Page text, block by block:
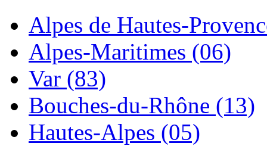
Alpes de Hautes-
Alpes-Maritimes (06)
Var (83)
Bouches-du-Rhône (13)
Hautes-Alpes (05)